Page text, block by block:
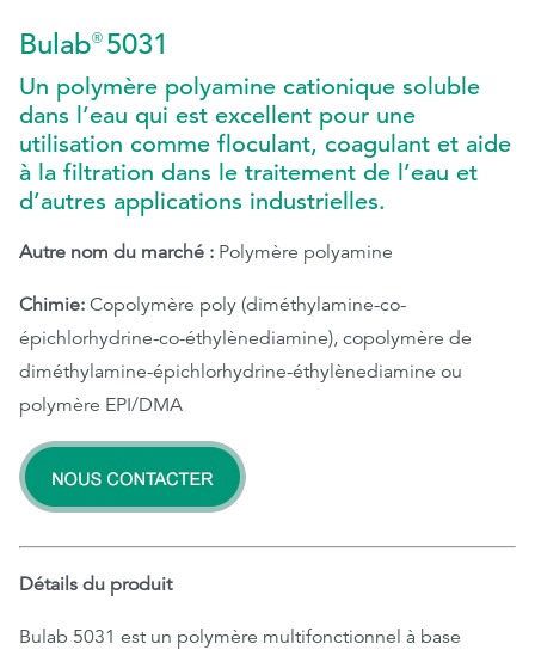
Bulab® 5031
Un polymère polyamine cationique soluble
dans l’eau qui est excellent pour une
utilisation comme floculant, coagulant et aide
à la filtration dans le traitement de l’eau et
d’autres applications industrielles.
Autre nom du marché : Polymère polyamine
Chimie: Copolymère poly (diméthylamine-co-
épichlorhydrine-co-éthylènediamine), copolymère de
diméthylamine-épichlorhydrine-éthylènediamine ou
polymère EPI/DMA
Détails du produit
Bulab 5031 est un polymère multifonctionnel à base